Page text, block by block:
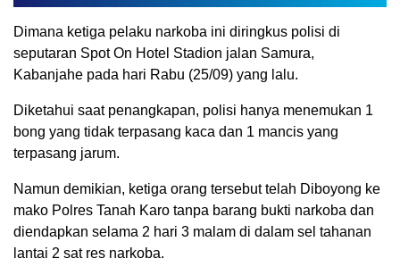
Dimana ketiga pelaku narkoba ini diringkus polisi di
seputaran Spot On Hotel Stadion jalan Samura,
Kabanjahe pada hari Rabu (25/09) yang lalu.
Diketahui saat penangkapan, polisi hanya menemukan 1
bong yang tidak terpasang kaca dan 1 mancis yang
terpasang jarum.
Namun demikian, ketiga orang tersebut telah Diboyong ke
mako Polres Tanah Karo tanpa barang bukti narkoba dan
diendapkan selama 2 hari 3 malam di dalam sel tahanan
lantai 2 sat res narkoba.